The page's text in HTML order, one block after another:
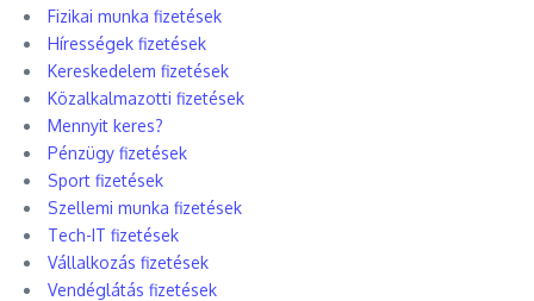
Fizikai munka fizetések
Hírességek fizetések
Kereskedelem fizetések
Közalkalmazotti fizetések
Mennyit keres?
Pénzügy fizetések
Sport fizetések
Szellemi munka fizetések
Tech-IT fizetések
Vállalkozás fizetések
Vendéglátás fizetések